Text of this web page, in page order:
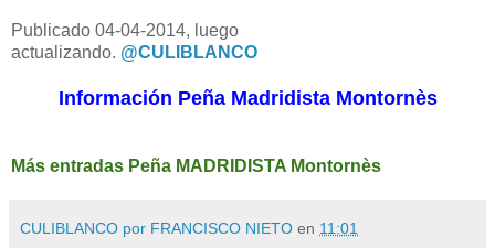
Publicado 04-04-2014, luego
actualizando. @CULIBLANCO
Información Peña Madridista Montornès
Más entradas Peña MADRIDISTA Montornès
CULIBLANCO por FRANCISCO NIETO en 11:01